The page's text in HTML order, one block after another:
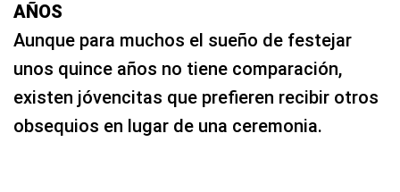
AÑOS
Aunque para muchos el sueño de festejar
unos quince años no tiene comparación,
existen jóvencitas que prefieren recibir otros
obsequios en lugar de una ceremonia.